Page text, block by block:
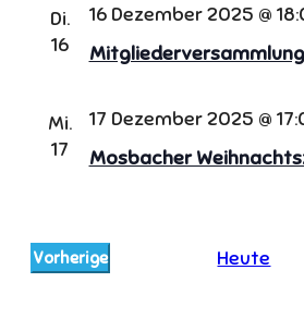
Di.
16
16 Dezember 2025 @
Mi.
17
Mosbacher
17 Dezember 2025 @
Vorherige
Veranstaltungen
Heute